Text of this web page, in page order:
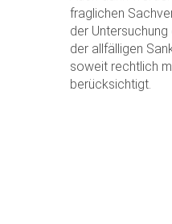
fraglichen
der
der allfälligen
soweit rechtlich
berücksichtigt.